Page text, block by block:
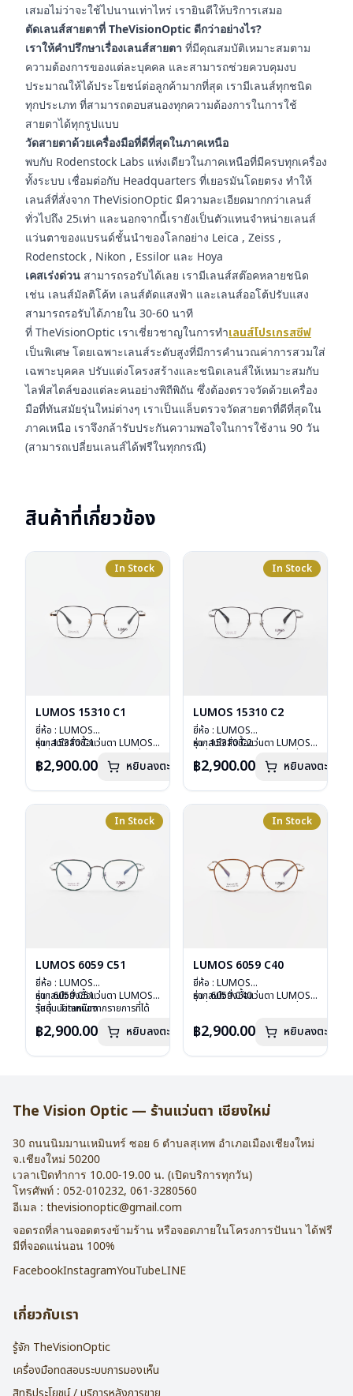
เสมอไม่ว่าจะใช้ไปนานเท่าไหร่ เรายินดีให้บริการเสมอ
ตัดเลนส์สายตาที่ TheVisionOptic ดีกว่าอย่างไร?
เราให้คำปรึกษาเรื่องเลนส์สายตา ที่มีคุณสมบัติเหมาะสมตาม
ความต้องการของแต่ละบุคคล และสามารถช่วยควบคุมงบ
ประมาณให้ได้ประโยชน์ต่อลูกค้ามากที่สุด เรามีเลนส์ทุกชนิด
ทุกประเภท ที่สามารถตอบสนองทุกความต้องการในการใช้
สายตาได้ทุกรูปแบบ
วัดสายตาด้วยเครื่องมือที่ดีที่สุดในภาคเหนือ
พบกับ Rodenstock Labs แห่งเดียวในภาคเหนือที่มีครบทุกเครื่อง
ทั้งระบบ เชื่อมต่อกับ Headquarters ที่เยอรมันโดยตรง ทำให้
เลนส์ที่สั่งจาก TheVisionOptic มีความละเอียดมากกว่าเลนส์
ทั่วไปถึง 25เท่า และนอกจากนี้เรายังเป็นตัวแทนจำหน่ายเลนส์
แว่นตาของแบรนด์ชั้นนำของโลกอย่าง Leica , Zeiss ,
Rodenstock , Nikon , Essilor และ Hoya
เคสเร่งด่วน สามารถรอรับได้เลย เรามีเลนส์สต๊อคหลายชนิด
เช่น เลนส์มัลติโค้ท เลนส์ตัดแสงฟ้า และเลนส์ออโต้ปรับแสง
สามารถรอรับได้ภายใน 30-60 นาที
ที่ TheVisionOptic เราเชี่ยวชาญในการทำเลนส์โปรเกรสซีฟ
เป็นพิเศษ โดยเฉพาะเลนส์ระดับสูงที่มีการคำนวณค่าการสวมใส่
เฉพาะบุคคล ปรับแต่งโครงสร้างและชนิดเลนส์ให้เหมาะสมกับ
ไลฟ์สไตล์ของแต่ละคนอย่างพิถีพิถัน ซึ่งต้องตรวจวัดด้วยเครื่อง
มือที่ทันสมัยรุ่นใหม่ต่างๆ เราเป็นแล็บตรวจวัดสายตาที่ดีที่สุดใน
ภาคเหนือ เราจึงกล้ารับประกันความพอใจในการใช้งาน 90 วัน
(สามารถเปลี่ยนเลนส์ได้ฟรีในทุกกรณี)
สินค้าที่เกี่ยวข้อง
In Stock
LUMOS 15310 C1
ยี่ห้อ : LUMOS
รุ่น : 15310 C1
เลนส์ : Demo Lens
น้ำหนัก : 16 กรัม
อุปกรณ์ : กล่องแว่น , ผ้าเช็ดแว่น
หากสนใจสั่งชื้อแว่นตา LUMOS
ลงไว้กรุณาติดต่อเราคลิก
฿2,900.00 หยิบลงตะกร้า
In Stock
LUMOS 15310 C2
ยี่ห้อ : LUMOS
รุ่น : 15310 C2
เลนส์ : Demo Lens
น้ำหนัก : 16 กรัม
อุปกรณ์ : กล่องแว่น , ผ้าเช็ดแว่น
หากสนใจสั่งชื้อแว่นตา LUMOS
ลงไว้กรุณาติดต่อเราคลิก
฿2,900.00 หยิบลงตะกร้า
In Stock
LUMOS 6059 C51
ยี่ห้อ : LUMOS
รุ่น : 6059 C51
วัสดุ : Titanium
บานพับ : ไม่มีสปริง
อุปกรณ์ : กล่องแว่น , ผ้าเช็ดแว่น
หากสนใจสั่งชื้อแว่นตา LUMOS
รุ่นอื่นนอกเหนือจากรายการที่ได้
฿2,900.00 หยิบลงตะกร้า
In Stock
LUMOS 6059 C40
ยี่ห้อ : LUMOS
รุ่น : 6059 C40
บานพับ : ไม่มีสปริง
อุปกรณ์ : กล่องแว่น , ผ้าเช็ดแว่น
หากสนใจสั่งชื้อแว่นตา LUMOS
฿2,900.00 หยิบลงตะกร้า
The Vision Optic — ร้านแว่นตา เชียงใหม่
30 ถนนนิมมานเหมินทร์ ซอย 6 ตำบลสุเทพ อำเภอเมืองเชียงใหม่
จ.เชียงใหม่ 50200
เวลาเปิดทำการ 10.00-19.00 น. (เปิดบริการทุกวัน)
โทรศัพท์ : 052-010232, 061-3280560
อีเมล : thevisionoptic@gmail.com
จอดรถที่ลานจอดตรงข้ามร้าน หรือจอดภายในโครงการปันนา ได้ฟรี
มีที่จอดแน่นอน 100%
FacebookInstagramYouTubeLINE
เกี่ยวกับเรา
รู้จัก TheVisionOptic
เครื่องมือทดสอบระบบการมองเห็น